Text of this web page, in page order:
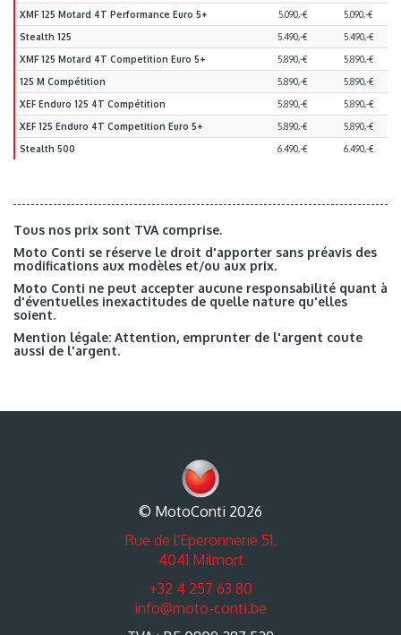
XMF 125 Motard 4T Performance Euro 5+ 5.090,-€ 5.090,-€
Stealth 125 5.490,-€ 5.490,-€
XMF 125 Motard 4T Competition Euro 5+ 5.890,-€ 5.890,-€
125 M Compétition 5.890,-€ 5.890,-€
XEF Enduro 125 4T Compétition 5.890,-€ 5.890,-€
XEF 125 Enduro 4T Competition Euro 5+ 5.890,-€ 5.890,-€
Stealth 500 6.490,-€ 6.490,-€
Tous nos prix sont TVA comprise.
Moto Conti se réserve le droit d'apporter sans préavis des
modifications aux modèles et/ou aux prix.
Moto Conti ne peut accepter aucune responsabilité quant à
d'éventuelles inexactitudes de quelle nature qu'elles
soient.
Mention légale: Attention, emprunter de l'argent coute
aussi de l'argent.
© MotoConti 2026
Rue de l'Eperonnerie 51,
4041 Milmort
+32 4 257 63 80
info@moto-conti.be